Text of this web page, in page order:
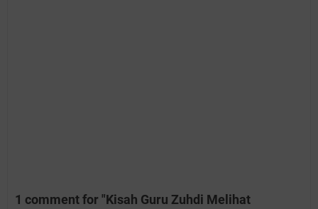
1 comment for "Kisah Guru Zuhdi Melihat